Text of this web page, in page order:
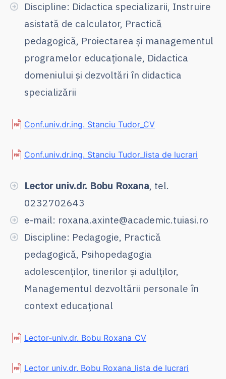
Discipline: Didactica specializarii, Instruire
asistată de calculator, Practică
pedagogică, Proiectarea și managementul
programelor educaționale, Didactica
domeniului și dezvoltări în didactica
specializării
Conf.univ.dr.ing. Stanciu Tudor_CV
Conf.univ.dr.ing. Stanciu Tudor_lista de lucrari
Lector univ.dr. Bobu Roxana, tel.
0232702643
e-mail: roxana.axinte@academic.tuiasi.ro
Discipline: Pedagogie, Practică
pedagogică, Psihopedagogia
adolescenților, tinerilor și adulților,
Managementul dezvoltării personale în
context educațional
Lector-univ.dr. Bobu Roxana_CV
Lector univ.dr. Bobu Roxana_lista de lucrari